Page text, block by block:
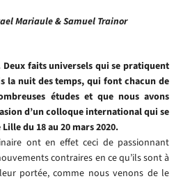
Mariaule & Samuel Trainor
faits universels qui se pratiquent
la nuit des temps, qui font chacun de
études et que nous avons
d’un colloque international qui se
du 18 au 20 mars 2020.
ont en effet ceci de passionnant
contraires en ce qu’ils sont à
portée, comme nous venons de le